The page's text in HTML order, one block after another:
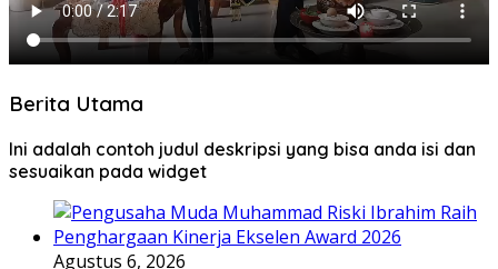
Berita Utama
Ini adalah contoh judul deskripsi yang bisa anda isi dan
sesuaikan pada widget
Agustus 6, 2026